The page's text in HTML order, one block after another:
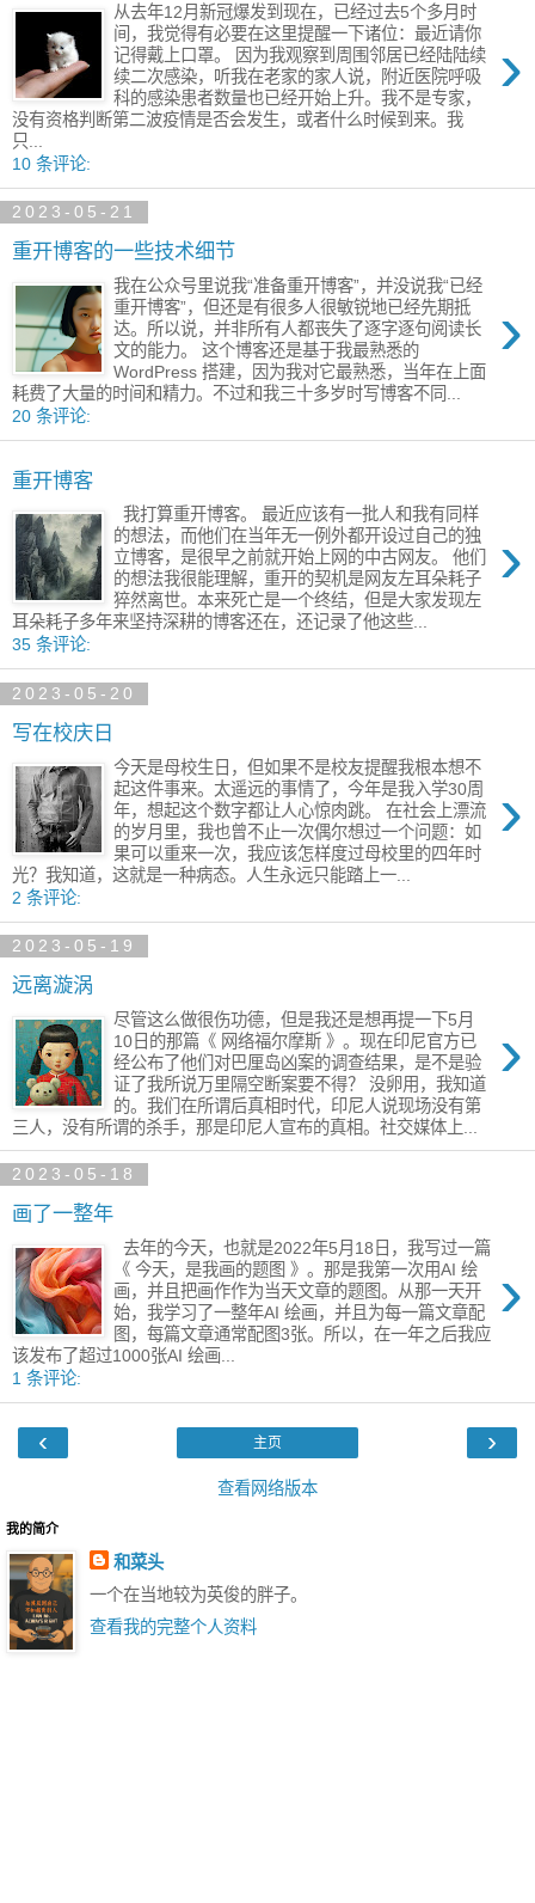
›
从去年12月新冠爆发到现在，已经过去5个多月时
间，我觉得有必要在这里提醒一下诸位：最近请你
记得戴上口罩。 因为我观察到周围邻居已经陆陆续
续二次感染，听我在老家的家人说，附近医院呼吸
科的感染患者数量也已经开始上升。我不是专家，
没有资格判断第二波疫情是否会发生，或者什么时候到来。我
只...
10 条评论:
2023-05-21
重开博客的一些技术细节
›
我在公众号里说我“准备重开博客”，并没说我“已经
重开博客”，但还是有很多人很敏锐地已经先期抵
达。所以说，并非所有人都丧失了逐字逐句阅读长
文的能力。 这个博客还是基于我最熟悉的
WordPress 搭建，因为我对它最熟悉，当年在上面
耗费了大量的时间和精力。不过和我三十多岁时写博客不同...
20 条评论:
重开博客
›
我打算重开博客。 最近应该有一批人和我有同样
的想法，而他们在当年无一例外都开设过自己的独
立博客，是很早之前就开始上网的​中古网友。 他们
的想法我​很能理解，重开的​契机是网友左耳朵耗子
猝然离世。本来死亡是一个终结，但是大家发现左
耳朵耗子多年来坚持深耕的博客还在，还记录了他这些...
35 条评论:
2023-05-20
写在校庆日
›
今天是母校生日，但如果不是校友提醒我根本想不
起这件事​来。太遥远的事情了，今年是我入学30周
年，​想起这个数字都让人心惊肉跳。 在社会上漂流
的岁月里，​我也曾不止一次偶尔想过一个问题：如
果可以重来一次，我应该怎样度过​母校里的四年时
光？​我知道，这就是一种病态。人生永远只能踏上一...
2 条评论:
2023-05-19
远离漩涡
›
尽管这么做很伤功德，但是我还是想再提一下5月
10日的那篇《 网络福尔摩斯 》。现在印尼官方已
经公布了他们对巴厘岛凶案的调查结果，是不是验
证了我所说万里隔空断案要不得？ 没卵用，我知道
的。我们在所谓后真相时代，印尼人说现场没有第
三人，没有所谓的杀手，那是印尼人宣布的真相。社交媒体上...
2023-05-18
画了一整年
›
去年的今天，也就是2022年5月18日，我写过一篇
《 今天，是我画的题图 》。那是我第一次用AI 绘
画，并且把画作​作为当天文章的题图。从那一天开
始，我学习了一整年AI 绘画，并且为每一篇文章​配
图，每篇文章通常配图3张。所以，​在一年之后我应
该发布了超过1000张AI 绘画...
1 条评论:
‹ ›
主页
查看网络版本
我的简介
和菜头
一个在当地较为英俊的胖子。
查看我的完整个人资料